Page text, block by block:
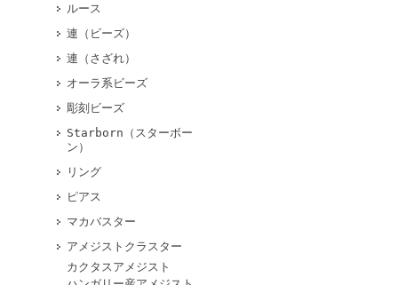
ルース
連（ビーズ）
連（さざれ）
オーラ系ビーズ
彫刻ビーズ
Starborn（スターボー
ン）
リング
ピアス
マカバスター
アメジストクラスター
カクタスアメジスト